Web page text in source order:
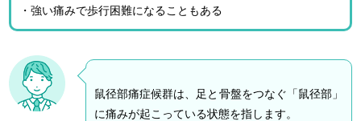
・強い痛みで歩行困難になることもある
鼠径部痛症候群は、足と骨盤をつなぐ「鼠径部」
に痛みが起こっている状態を指します。